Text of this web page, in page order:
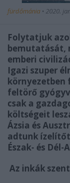
fürdőmánia • 2020.
Folytatjuk
bemutatását,
emberi
Igazi szuper
környezetben
feltörő
csak a
költségeit
Ázsia és
adtunk
Észak- és
Az inkák